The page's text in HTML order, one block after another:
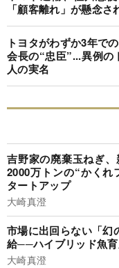
「顧客離れ」が懸念さ
トヨタがわずか3年で
会長の“忠臣”...異例
人の実名
吉野家の廃棄玉ねぎ
2000万トンの“かくれ
タートアップ
大崎真澄
市場に出回らない「幻
給──ハイブリッド魚
大崎真澄